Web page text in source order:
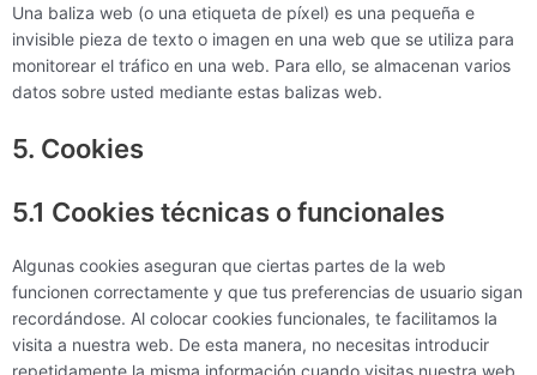
Una baliza web (o una etiqueta de píxel) es una pequeña e
invisible pieza de texto o imagen en una web que se utiliza para
monitorear el tráfico en una web. Para ello, se almacenan varios
datos sobre usted mediante estas balizas web.
5. Cookies
5.1 Cookies técnicas o funcionales
Algunas cookies aseguran que ciertas partes de la web
funcionen correctamente y que tus preferencias de usuario sigan
recordándose. Al colocar cookies funcionales, te facilitamos la
visita a nuestra web. De esta manera, no necesitas introducir